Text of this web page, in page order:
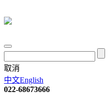
取消
中文English
022-68673666